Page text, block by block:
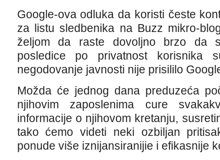
Google-ova odluka da koristi česte
za listu sledbenika na Buzz mikro-
željom da raste dovoljno brzo da
posledice po privatnost korisnika
negodovanje javnosti nije prisililo
Možda će jednog dana preduzeća
njihovim zaposlenima cure
informacije o njihovom kretanju,
tako ćemo videti neki ozbiljan
ponude više iznijansiranijie i efikasnije